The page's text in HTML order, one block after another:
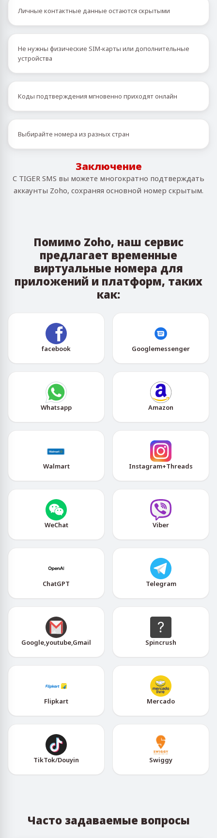
Личные контактные данные остаются скрытыми
Не нужны физические SIM‑карты или дополнительные
устройства
Коды подтверждения мгновенно приходят онлайн
Выбирайте номера из разных стран
Заключение
С TIGER SMS вы можете многократно подтверждать
аккаунты Zoho, сохраняя основной номер скрытым.
Помимо Zoho, наш сервис
предлагает временные
виртуальные номера для
приложений и платформ, таких
как:
facebook Googlemessenger
Whatsapp Amazon
Walmart Instagram+Threads
WeChat Viber
ChatGPT Telegram
Google,youtube,Gmail Spincrush
Flipkart Mercado
TikTok/Douyin Swiggy
Часто задаваемые вопросы